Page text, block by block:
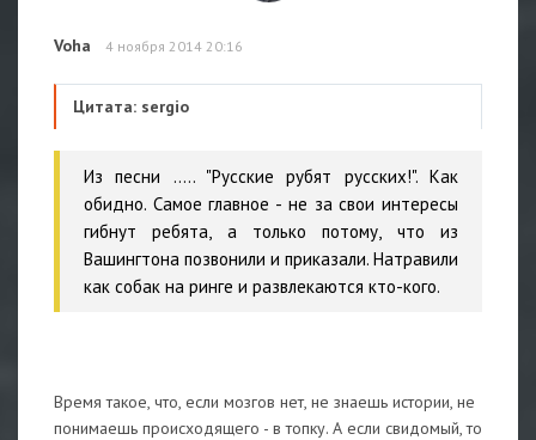
Voha 4 ноября 2014 20:16
Цитата: sergio
Из песни ..... "Русские рубят русских!". Как
обидно. Самое главное - не за свои интересы
гибнут ребята, а только потому, что из
Вашингтона позвонили и приказали. Натравили
как собак на ринге и развлекаются кто-кого.
Время такое, что, если мозгов нет, не знаешь истории, не
понимаешь происходящего - в топку. А если свидомый, то